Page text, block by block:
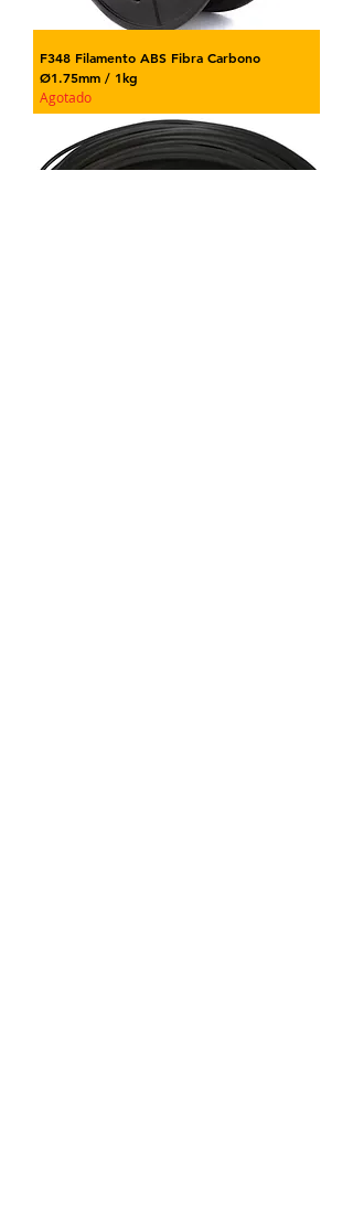
F348 Filamento ABS Fibra Carbono
Ø1.75mm / 1kg
Agotado